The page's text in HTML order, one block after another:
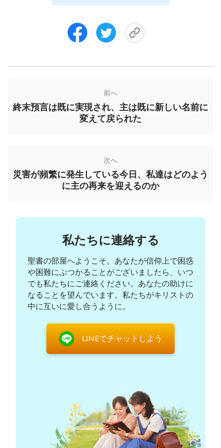
者がいるだろうか。「贖い主」が再び来るのを待ち
望まない者がいるだろうか。偉大なる全能者を敬慕
まで広められるであろう。わたしはわたしに選ばれ
う。山々や川を震わせる強大な雷のように、わたし
は全宇宙と人類にむかってわたしの言葉を話しかけ
る。そしてわたしの口にある言葉は人の宝になり、
して手放したくないもの、そして測り難いものであ
るが、それ以上に彼らにさらなる喜びをもたらすも
連れて来る。その時から、わたしは正式に人類へ入
る、人々がわたしを礼拝するために。わたしから放
たれる栄光とわたしの口にある言葉によって、人々
はみなわたしの前へ来るようになり、稲妻が東方か
ら閃くこと、またわたしが東方の「オリーブ山」に
降ったことも知るようになる。彼らはわたしがずっ
と前からすでに地上にいたことを知り、「ユダヤ人
の息子」ではなく、東方の稲妻だと知るだろう。な
ぜならわたしはずっと前に復活し、人々の中から去
り、幾時代も前にイスラエル人によって見捨てられ
た「赤児」である。それだけでなく、わたしは今の
時代の栄光に満ちた全能神である。すべての者をわ
たしの玉座の前に来させ、わたしの栄光に満ちた顔
前へ
終末預言は既に実現され、主は既に新しい名前に
変えて戻られた
次へ
災害が頻繁に発生している今日、私達はどのよう
に主の再来を迎えるのか
私たちに連絡する
聖書の部屋へようこそ。あなたが信仰上で困惑
や困難にぶつかることがございましたら、いつ
でも私たちにご連絡ください。あなたの助けに
なることを望んでいます。私たちがキリストの
中に互いに愛し合うように。
LINEでチャットしよう